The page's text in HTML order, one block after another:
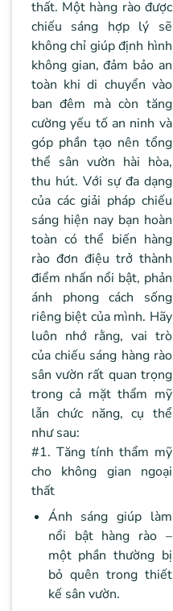
thất. Một hàng rào được
chiếu sáng hợp lý sẽ
không chỉ giúp định hình
không gian, đảm bảo an
toàn khi di chuyển vào
ban đêm mà còn tăng
cường yếu tố an ninh và
góp phần tạo nên tổng
thể sân vườn hài hòa,
thu hút. Với sự đa dạng
của các giải pháp chiếu
sáng hiện nay bạn hoàn
toàn có thể biến hàng
rào đơn điệu trở thành
điểm nhấn nổi bật, phản
ánh phong cách sống
riêng biệt của mình. Hãy
luôn nhớ rằng, vai trò
của chiếu sáng hàng rào
sân vườn rất quan trọng
trong cả mặt thẩm mỹ
lẫn chức năng, cụ thể
như sau:
#1. Tăng tính thẩm mỹ
cho không gian ngoại
thất
Ánh sáng giúp làm
nổi bật hàng rào –
một phần thường bị
bỏ quên trong thiết
kế sân vườn.